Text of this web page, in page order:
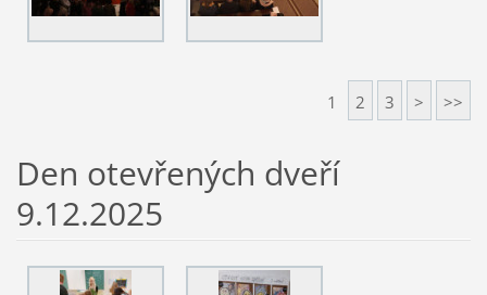
1 2 3 > >>
Den otevřených dveří
9.12.2025